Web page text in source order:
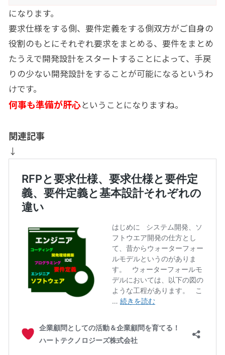
になります。
要求仕様をする側、要件定義をする側双方がご自身の
役割のもとにそれぞれ要求をまとめる、要件をまとめ
たうえで開発設計をスタートすることによって、手戻
りの少ない開発設計をすることが可能になるというわ
けです。
何事も準備が肝心ということになりますね。
関連記事
↓